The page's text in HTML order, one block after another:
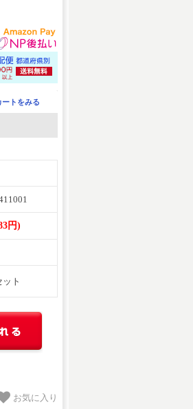
ートをみる
円)
ット
お気に入り